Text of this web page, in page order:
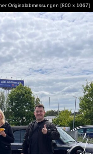
Originalabmessungen [800 x 1067]